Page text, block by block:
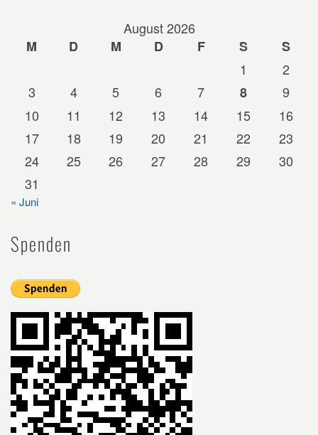
August 2026
M
D M D F S
S
1
2
3
4 5 6 7 8
9
10
11 12 13 14 15
16
17
18 19 20 21 22
23
24
25 26 27 28 29
30
31
« Juni
Spenden